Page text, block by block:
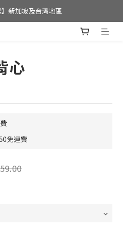
可享港澳地區免運費;
】新加坡及台灣地區
心
免運費